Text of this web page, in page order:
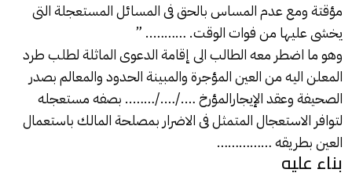
مؤقتة ومع عدم المساس بالحق فى المسائل المستعجلة التى
يخشى عليها من فوات الوقت. ……….. ”
وهو ما اضطر معه الطالب الى إقامة الدعوى الماثلة لطلب طرد
المعلن اليه من العين المؤجرة والمبينة الحدود والمعالم بصدر
الصحيفة وعقد الإيجارالمؤرخ …./…./…….. بصفه مستعجله
لتوافر الاستعجال المتمثل فى الاضرار بمصلحة المالك باستعمال
العين بطريقه ……………
بناء عليه